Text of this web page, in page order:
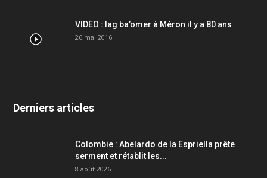
VIDEO : lag ba’omer à Méron il y a 80 ans
26 mai 2016
Derniers articles
Colombie : Abelardo de la Espriella prête
serment et rétablit les...
8 août 2026